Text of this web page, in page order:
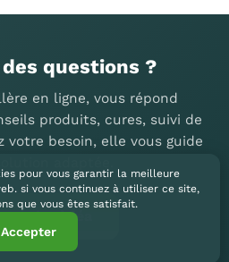
des questions ?
en ligne, vous répond
produits, cures, suivi de
votre besoin, elle vous guide
à léa
pour vous garantir la meilleure
si vous continuez à utiliser ce site,
que vous êtes satisfait.
Accepter